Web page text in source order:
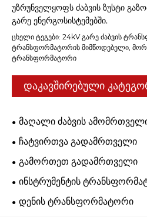
უზრუნველყოფს ძაბვის ზუსტი
გარე ენერგოსისტემებში.
ცხელი ტეგები: 24kV გარე ძაბვის
ტრანსფორმატორის მიმწოდებელი,
ტრანსფორმატორი
დაკავშირებული
მაღალი ძაბვის
ჩატვირთვა გადამრთველი
გამორთეთ გადამრთველი
ინსტრუმენტის
დენის ტრანსფორმატორი